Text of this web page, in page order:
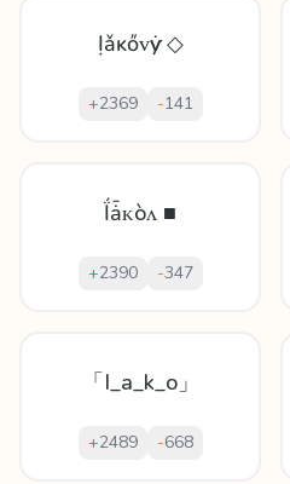
Ịǎĸőᴠѵẏ ◇
+2369 -141
Ḯǡᴋòʌ ■
+2390 -347
「I_a_k_o」
+2489 -668